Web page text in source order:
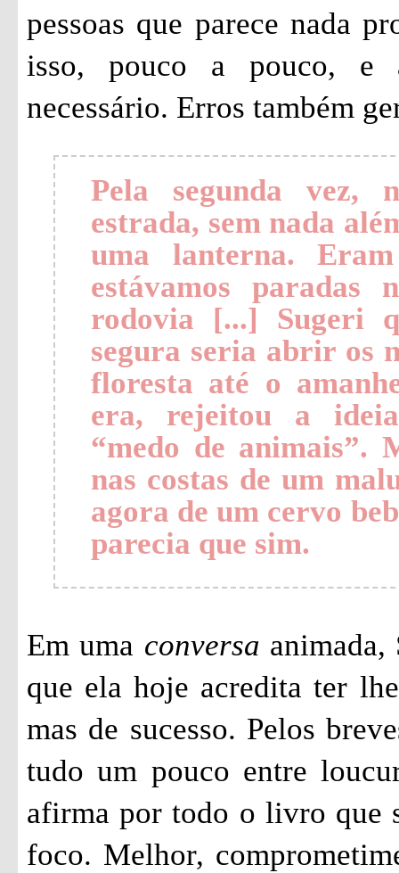
pessoas que parece nada
isso, pouco a pouco, e
necessário. Erros também
Pela segunda vez,
estrada, sem nada
uma lanterna.
estávamos paradas
rodovia [...] Sugeri
segura seria abrir os
floresta até o
era, rejeitou a
“medo de animais”.
nas costas de um
agora de um cervo
parecia que sim.
Em uma conversa
que ela hoje acredita ter
mas de sucesso. Pelos
tudo um pouco entre
afirma por todo o livro que
foco. Melhor,